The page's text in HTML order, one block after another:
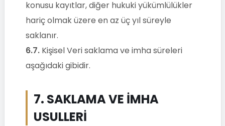
konusu kayıtlar, diğer hukuki yükümlülükler
hariç olmak üzere en az üç yıl süreyle
saklanır.
6.7.Kişisel Veri saklama ve imha süreleri
aşağıdaki gibidir.
7. SAKLAMA VE İMHA
USULLERİ